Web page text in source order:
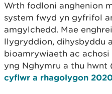
Wrth fodloni anghenion
system fwyd yn gyfrifol
amgylchedd. Mae
llygryddion, dihysbyddu
bioamrywiaeth ac
yng Nghymru a thu hwnt
cyflwr a rhagolygon